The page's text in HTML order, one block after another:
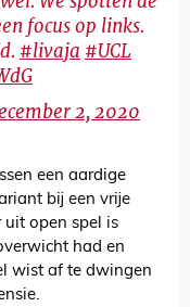
focus op links.
#livaja #UCL
2, 2020
een aardige
bij een vrije
uit open spel is
had en
wist af te dwingen